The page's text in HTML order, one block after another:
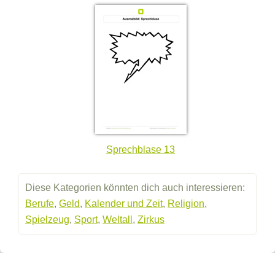
Sprechblase 13
Diese Kategorien könnten dich auch interessieren:
Berufe, Geld, Kalender und Zeit, Religion,
Spielzeug, Sport, Weltall , Zirkus